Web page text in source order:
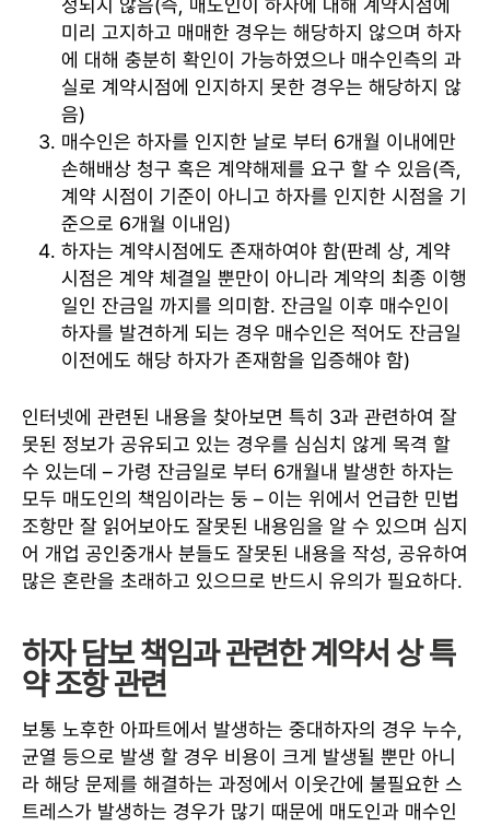
정되지 않음(즉, 매도인이 하자에 대해 계약시점에
미리 고지하고 매매한 경우는 해당하지 않으며 하자
에 대해 충분히 확인이 가능하였으나 매수인측의 과
실로 계약시점에 인지하지 못한 경우는 해당하지 않
음)
매수인은 하자를 인지한 날로 부터 6개월 이내에만
손해배상 청구 혹은 계약해제를 요구 할 수 있음(즉,
계약 시점이 기준이 아니고 하자를 인지한 시점을 기
준으로 6개월 이내임)
하자는 계약시점에도 존재하여야 함(판례 상, 계약
시점은 계약 체결일 뿐만이 아니라 계약의 최종 이행
일인 잔금일 까지를 의미함. 잔금일 이후 매수인이
하자를 발견하게 되는 경우 매수인은 적어도 잔금일
이전에도 해당 하자가 존재함을 입증해야 함)
인터넷에 관련된 내용을 찾아보면 특히 3과 관련하여 잘
못된 정보가 공유되고 있는 경우를 심심치 않게 목격 할
수 있는데 – 가령 잔금일로 부터 6개월내 발생한 하자는
모두 매도인의 책임이라는 둥 – 이는 위에서 언급한 민법
조항만 잘 읽어보아도 잘못된 내용임을 알 수 있으며 심지
어 개업 공인중개사 분들도 잘못된 내용을 작성, 공유하여
많은 혼란을 초래하고 있으므로 반드시 유의가 필요하다.
하자 담보 책임과 관련한 계약서 상 특
약 조항 관련
보통 노후한 아파트에서 발생하는 중대하자의 경우 누수,
균열 등으로 발생 할 경우 비용이 크게 발생될 뿐만 아니
라 해당 문제를 해결하는 과정에서 이웃간에 불필요한 스
트레스가 발생하는 경우가 많기 때문에 매도인과 매수인